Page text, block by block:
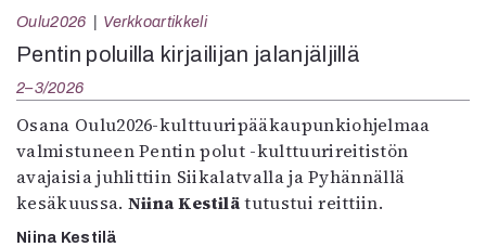
Oulu2026 Verkkoartikkeli
Pentin poluilla kirjailijan jalanjäljillä
2–3/2026
Osana Oulu2026-kulttuuripääkaupunkiohjelmaa
valmistuneen Pentin polut -kulttuurireitistön
avajaisia juhlittiin Siikalatvalla ja Pyhännällä
kesäkuussa. Niina Kestilätutustui reittiin.
Niina Kestilä